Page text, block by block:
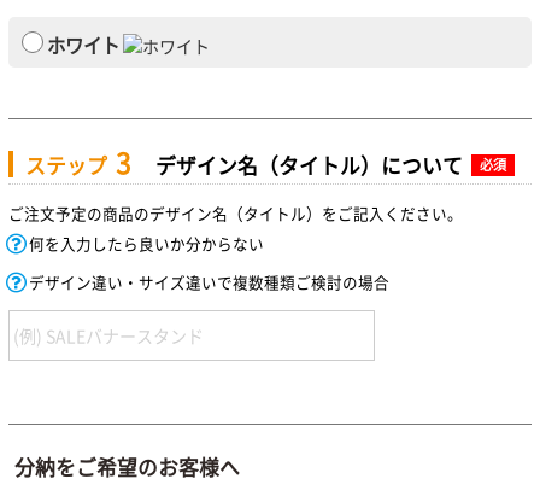
ホワイト
ステップ 3 デザイン名（タイトル）について 必須
ご注文予定の商品のデザイン名（タイトル）をご記入ください。
何を入力したら良いか分からない
デザイン違い・サイズ違いで複数種類ご検討の場合
分納をご希望のお客様へ